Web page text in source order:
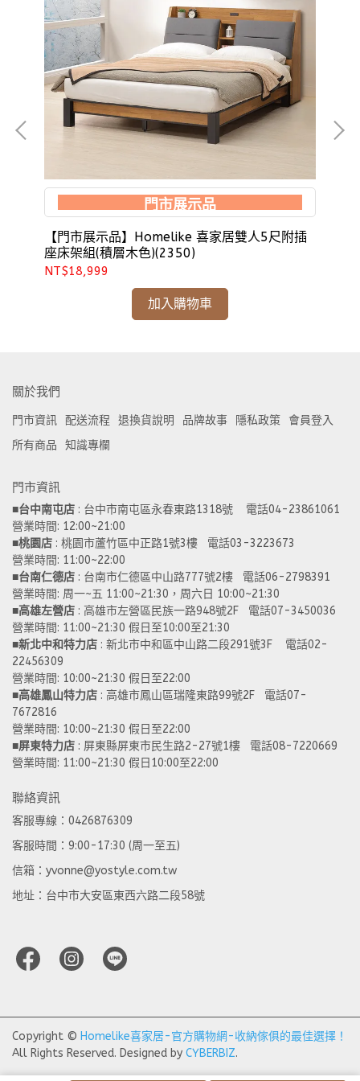
門市展示品
【門市展示品】Homelike 喜家居雙人5尺附插
座床架組(積層木色)(2350)
NT$18,999
加入購物車
關於我們
門市資訊 配送流程 退換貨說明 品牌故事 隱私政策
會員登入
所有商品
知識專欄
門市資訊
■台中南屯店 : 台中市南屯區永春東路1318號    電話04-23861061
營業時間: 12:00~21:00
■桃園店 : 桃園市蘆竹區中正路1號3樓   電話03-3223673
營業時間: 11:00~22:00
■台南仁德店 : 台南市仁德區中山路777號2樓   電話06-2798391
營業時間: 周一~五 11:00~21:30，周六日 10:00~21:30
■高雄左營店 : 高雄市左營區民族一路948號2F   電話07-3450036
營業時間: 11:00~21:30 假日至10:00至21:30
■新北中和特力店 : 新北市中和區中山路二段291號3F    電話02-
22456309
營業時間: 10:00~21:30 假日至22:00
■高雄鳳山特力店 : 高雄市鳳山區瑞隆東路99號2F   電話07-
7672816
營業時間: 10:00~21:30 假日至22:00
■屏東特力店 : 屏東縣屏東市民生路2-27號1樓   電話08-7220669
營業時間: 11:00~21:30 假日10:00至22:00
聯絡資訊
客服專線：0426876309
客服時間：9:00-17:30 (周一至五)
信箱：yvonne@yostyle.com.tw
地址：台中市大安區東西六路二段58號
Copyright © Homelike喜家居-官方購物網-收納傢俱的最佳選擇！
All Rights Reserved. Designed by CYBERBIZ.